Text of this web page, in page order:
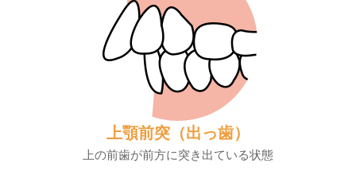
上顎前突（出っ歯）
上の前歯が前方に突き出ている状態